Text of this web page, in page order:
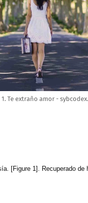
1. Te extraño amor -
[Figure 1]. Recuperado de